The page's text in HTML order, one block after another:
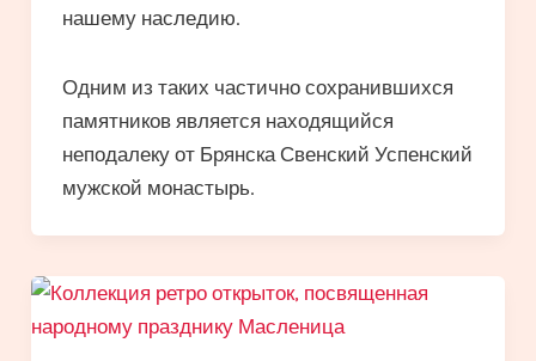
нашему наследию.
Одним из таких частично сохранившихся
памятников является находящийся
неподалеку от Брянска Свенский Успенский
мужской монастырь.